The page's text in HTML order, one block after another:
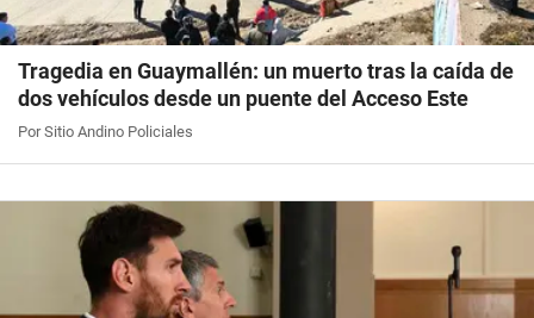
Tragedia en Guaymallén: un muerto tras la caída de
dos vehículos desde un puente del Acceso Este
Por Sitio Andino Policiales